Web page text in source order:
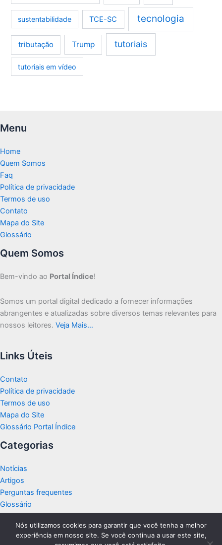
sustentabilidade TCE-SC tecnologia
tributação Trump tutoriais
tutoriais em vídeo
Menu
Home
Quem Somos
Faq
Política de privacidade
Termos de uso
Contato
Mapa do Site
Glossário
Quem Somos
Bem-vindo ao Portal Índice!
Somos um portal digital dedicado a fornecer informações
abrangentes e atualizadas sobre diversos temas relevantes para
nossos leitores. Veja Mais…
Links Úteis
Contato
Política de privacidade
Termos de uso
Mapa do Site
Glossário Portal Índice
Categorias
Notícias
Artigos
Perguntas frequentes
Glossário
Nós utilizamos cookies para garantir que você tenha a melhor
experiência em nosso site. Se você continua a usar este site,